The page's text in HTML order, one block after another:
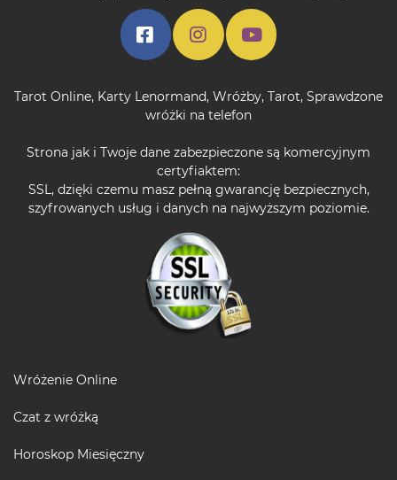
Tarot Online, Karty Lenormand, Wróżby, Tarot, Sprawdzone
wróżki na telefon
Strona jak i Twoje dane zabezpieczone są komercyjnym
certyfiaktem:
SSL, dzięki czemu masz pełną gwarancję bezpiecznych,
szyfrowanych usług i danych na najwyższym poziomie.
Wróżenie Online
Czat z wróżką
Horoskop Miesięczny